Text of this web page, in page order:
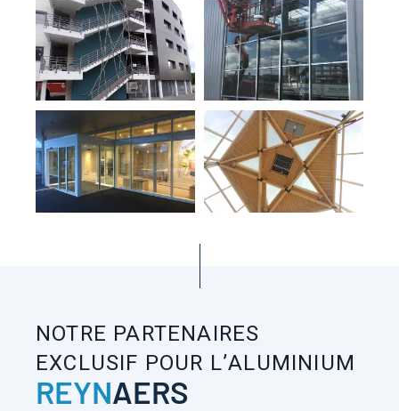
NOTRE PARTENAIRES
EXCLUSIF POUR L’ALUMINIUM
REYNAERS